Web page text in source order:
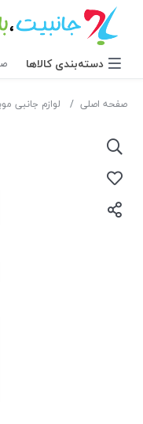
دسته‌بندی‌ کالاها
صفحه اصلی لوازم جانبی